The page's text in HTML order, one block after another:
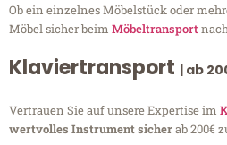
Ob ein einzelnes Möbelstück oder
Möbel sicher beim Möbeltransport
Klaviertransport | ab
Vertrauen Sie auf unsere Expertise im
wertvolles Instrument sicherab 200€